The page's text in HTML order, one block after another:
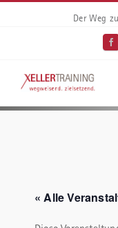
Der Weg
« Alle